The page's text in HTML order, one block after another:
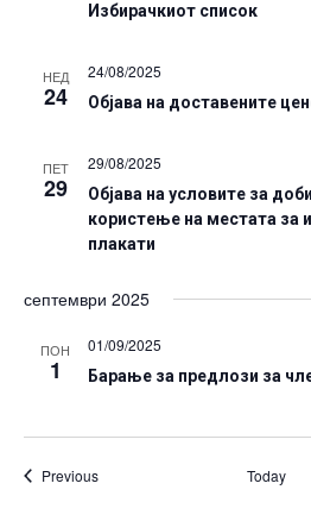
Избирачкиот список
НЕД
24
24/08/2025
Објава на доставените
ПЕТ
29
29/08/2025
Објава на условите за
користење на местата за
плакати
септември 2025
ПОН
1
01/09/2025
Барање за предлози за
PreviousEvents Today